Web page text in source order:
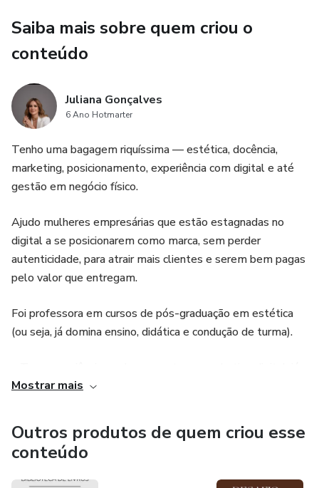
Saiba mais sobre quem criou o
conteúdo
Juliana Gonçalves
6 Ano Hotmarter
Tenho uma bagagem riquíssima — estética, docência,
marketing, posicionamento, experiência com digital e até
gestão em negócio físico.
Ajudo mulheres empresárias que estão estagnadas no
digital a se posicionarem como marca, sem perder
autenticidade, para atrair mais clientes e serem bem pagas
pelo valor que entregam.
Foi professora em cursos de pós-graduação em estética
(ou seja, já domina ensino, didática e condução de turma).
deu curso de marketing para profissionais da estética.
posicionamento.
• Viveu a transição de carreira (da estética para o digital).
Mostrar mais
Outros produtos de quem criou esse
conteúdo